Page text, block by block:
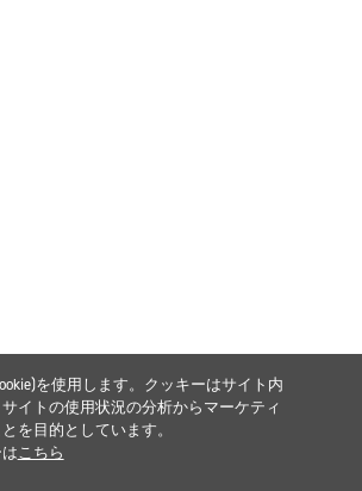
を使用します。クッキーはサイト内
イトの使用状況の分析からマーケティ
を目的としています。
こちら